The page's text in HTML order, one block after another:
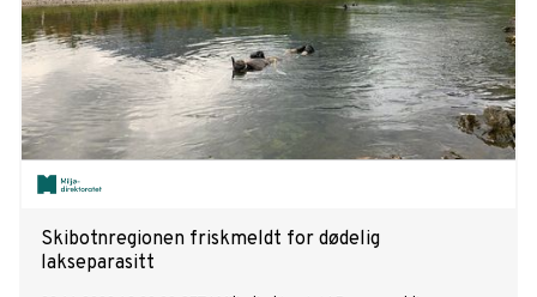
Skibotnregionen friskmeldt for dødelig
lakseparasitt